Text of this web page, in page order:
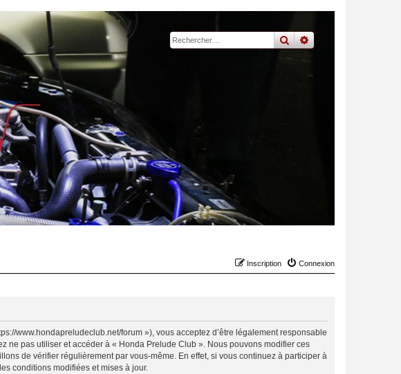
rechercher
recherche
Connexion
Inscription
www.hondapreludeclub.net/forum »), vous acceptez d’être légalement responsable
ne pas utiliser et accéder à « Honda Prelude Club ». Nous pouvons modifier ces
de vérifier régulièrement par vous-même. En effet, si vous continuez à participer à
conditions modifiées et mises à jour.